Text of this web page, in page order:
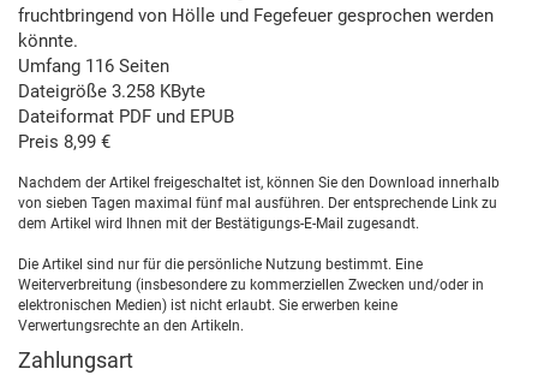
fruchtbringend von Hölle und Fegefeuer gesprochen werden
könnte.
Umfang 116 Seiten
Dateigröße 3.258 KByte
Dateiformat PDF und EPUB
Preis 8,99 €
Nachdem der Artikel freigeschaltet ist, können Sie den Download innerhalb
von sieben Tagen maximal fünf mal ausführen. Der entsprechende Link zu
dem Artikel wird Ihnen mit der Bestätigungs-E-Mail zugesandt.
Die Artikel sind nur für die persönliche Nutzung bestimmt. Eine
Weiterverbreitung (insbesondere zu kommerziellen Zwecken und/oder in
elektronischen Medien) ist nicht erlaubt. Sie erwerben keine
Verwertungsrechte an den Artikeln.
Zahlungsart